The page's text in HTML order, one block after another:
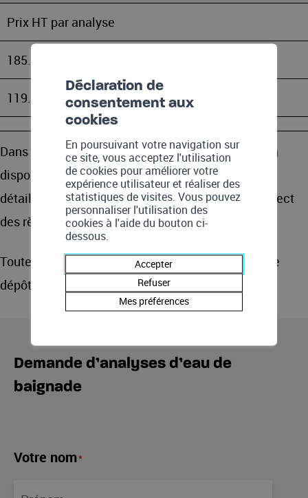
Prix HT par analyse
185.- frs
119.- frs
Dans le cadre de cette offre, les flacons sont mis à
disposition, accompagnés d’une marche à suivre
détaillée pour réaliser le prélèvement dans le respect
des règles d’hygiène.
Toutes les informations nécessaires concernant le
dépôt de l’échantillon y sont également précisées.
Demande d’analyses d’eau de
baignade
Votre nom*
Déclaration de
consentement aux
cookies
En poursuivant votre navigation sur
ce site, vous acceptez l'utilisation
de cookies pour améliorer votre
expérience utilisateur et réaliser des
statistiques de visites. Vous pouvez
personnaliser l'utilisation des
cookies à l'aide du bouton ci-
dessous.
Accepter
Refuser
Mes préférences